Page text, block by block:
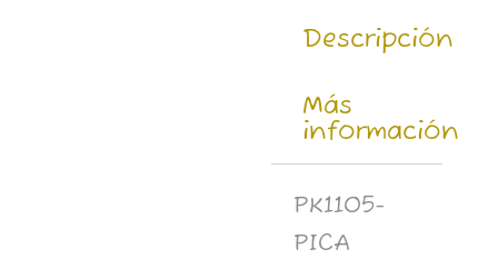
Descripción
Más
información
PK1105-
PICA